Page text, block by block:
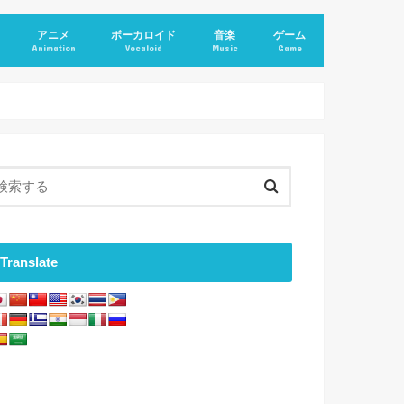
アニメ
Animation
ボーカロイド
Vocaloid
音楽
Music
ゲーム
Game
Translate